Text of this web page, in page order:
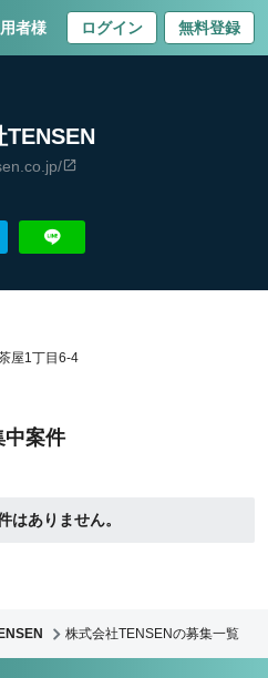
者様 ログイン 無料登録
TENSEN
中案件
はありません。
屋1丁目6-4
株式会社TENSENの募集一覧